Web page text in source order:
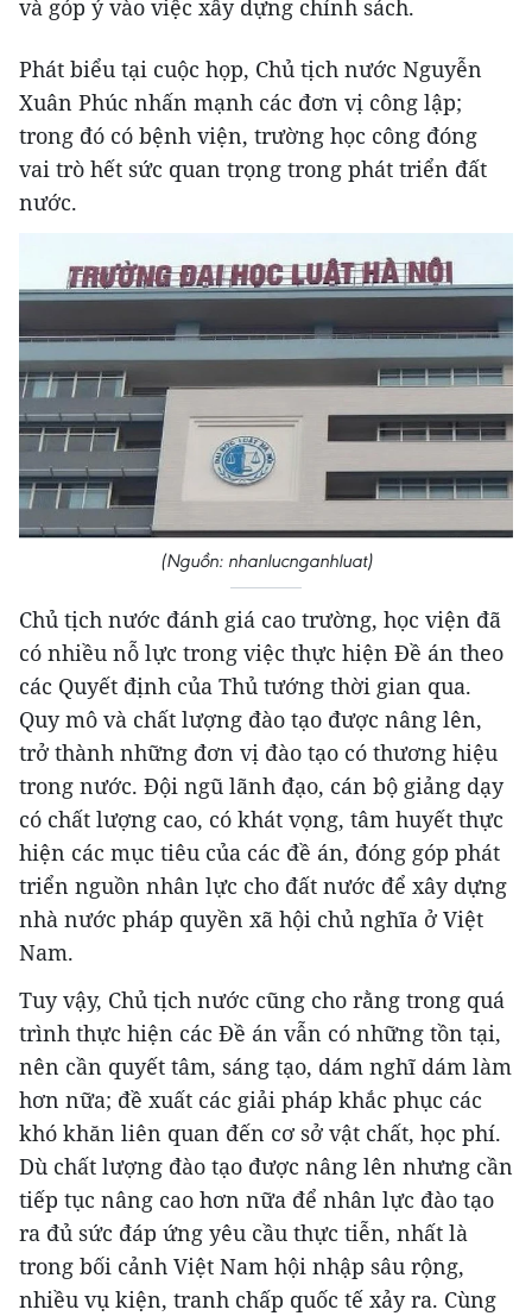
và góp ý vào việc xây dựng chính sách.
Phát biểu tại cuộc họp, Chủ tịch nước Nguyễn
Xuân Phúc nhấn mạnh các đơn vị công lập;
trong đó có bệnh viện, trường học công đóng
vai trò hết sức quan trọng trong phát triển đất
nước.
(Nguồn: nhanlucnganhluat)
Chủ tịch nước đánh giá cao trường, học viện đã
có nhiều nỗ lực trong việc thực hiện Đề án theo
các Quyết định của Thủ tướng thời gian qua.
Quy mô và chất lượng đào tạo được nâng lên,
trở thành những đơn vị đào tạo có thương hiệu
trong nước. Đội ngũ lãnh đạo, cán bộ giảng dạy
có chất lượng cao, có khát vọng, tâm huyết thực
hiện các mục tiêu của các đề án, đóng góp phát
triển nguồn nhân lực cho đất nước để xây dựng
nhà nước pháp quyền xã hội chủ nghĩa ở Việt
Nam.
Tuy vậy, Chủ tịch nước cũng cho rằng trong quá
trình thực hiện các Đề án vẫn có những tồn tại,
nên cần quyết tâm, sáng tạo, dám nghĩ dám làm
hơn nữa; đề xuất các giải pháp khắc phục các
khó khăn liên quan đến cơ sở vật chất, học phí.
Dù chất lượng đào tạo được nâng lên nhưng cần
tiếp tục nâng cao hơn nữa để nhân lực đào tạo
ra đủ sức đáp ứng yêu cầu thực tiễn, nhất là
trong bối cảnh Việt Nam hội nhập sâu rộng,
nhiều vụ kiện, tranh chấp quốc tế xảy ra. Cùng